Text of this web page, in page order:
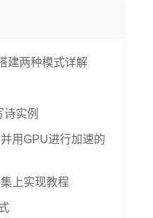
建两种模式详解
实例
用GPU进行加速的
上实现教程